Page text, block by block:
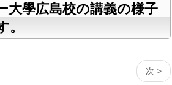
大學広島校の講義の様子
。
次 >